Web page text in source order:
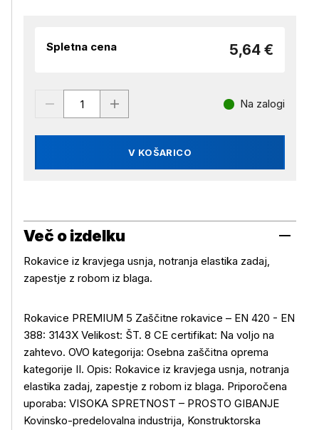
Spletna cena 5,64 €
V KOŠARICO
Na zalogi
Več o izdelku
Več o izdelku
Rokavice iz kravjega usnja, notranja elastika zadaj,
zapestje z robom iz blaga.
Rokavice PREMIUM 5 Zaščitne rokavice – EN 420 - EN
388: 3143X Velikost: ŠT. 8 CE certifikat: Na voljo na
zahtevo. OVO kategorija: Osebna zaščitna oprema
kategorije II. Opis: Rokavice iz kravjega usnja, notranja
elastika zadaj, zapestje z robom iz blaga. Priporočena
uporaba: VISOKA SPRETNOST – PROSTO GIBANJE
Kovinsko-predelovalna industrija, Konstruktorska